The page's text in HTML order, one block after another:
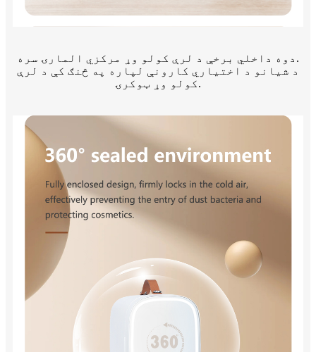
دوه داخلي برخې د لرې کولو وړ مرکزي المارۍ سره.
د شیانو د اختیاري کارونې لپاره په څنګ کې د لرې
کولو وړ ټوکرۍ.